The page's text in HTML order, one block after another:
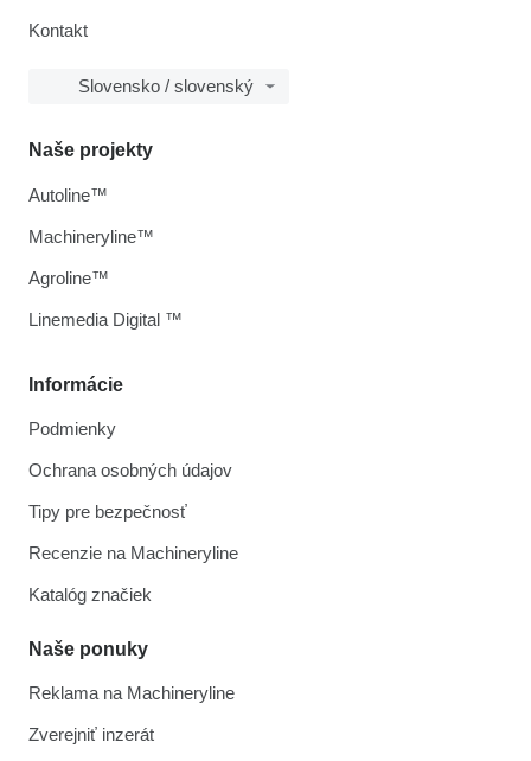
Kontakt
Slovensko / slovenský
Informácie
Podmienky
Ochrana osobných údajov
Tipy pre bezpečnosť
Recenzie na Machineryline
Katalóg značiek
Naše ponuky
Reklama na Machineryline
Zverejniť inzerát
Naše projekty
Autoline™
Machineryline™
Agroline™
Linemedia Digital ™